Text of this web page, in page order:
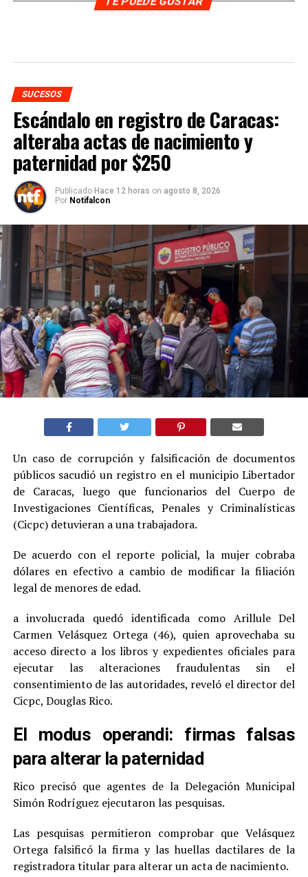
SUCESOS
Escándalo en registro de Caracas:
alteraba actas de nacimiento y
paternidad por $250
Publicado Hace 12 horas on agosto 8, 2026
Por Notifalcon
Un caso de corrupción y falsificación de documentos
públicos sacudió un registro en el municipio Libertador
de Caracas, luego que funcionarios del Cuerpo de
Investigaciones Científicas, Penales y Criminalísticas
(Cicpc) detuvieran a una trabajadora.
De acuerdo con el reporte policial, la mujer cobraba
dólares en efectivo a cambio de modificar la filiación
legal de menores de edad.
a involucrada quedó identificada como Arillule Del
Carmen Velásquez Ortega (46), quien aprovechaba su
acceso directo a los libros y expedientes oficiales para
ejecutar las alteraciones fraudulentas sin el
consentimiento de las autoridades, reveló el director del
Cicpc, Douglas Rico.
El modus operandi: firmas falsas
para alterar la paternidad
Rico precisó que agentes de la Delegación Municipal
Simón Rodríguez ejecutaron las pesquisas.
Las pesquisas permitieron comprobar que Velásquez
Ortega falsificó la firma y las huellas dactilares de la
registradora titular para alterar un acta de nacimiento.